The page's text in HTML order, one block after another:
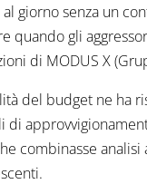
giorno senza un
quando gli
di MODUS X
del budget ne ha
combinasse